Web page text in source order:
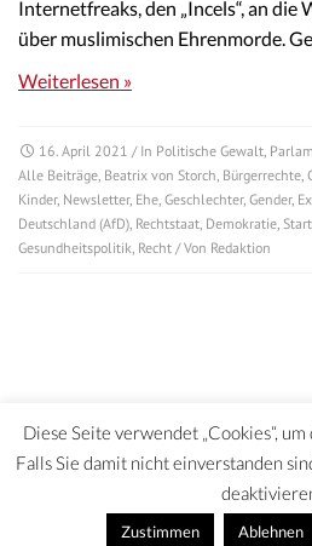
Internetfreaks, den „Incels“, an die
über muslimischen Ehrenmorde.
Weiterlesen »
16. April 2021 / In Politische Gewalt,
Alle Beiträge, Beatrix von Storch, Bürgerrechte,
Kinder, Newsletter, Ehe, Geschlechter, Gender,
Deutschland (AfD), Rechtstaat, Demokratie,
Gesundheitspolitik, Recht / Von Redaktion
Diese Seite verwendet „Cookies“,
Falls Sie damit nicht einverstanden
Zustimmen Ablehnen